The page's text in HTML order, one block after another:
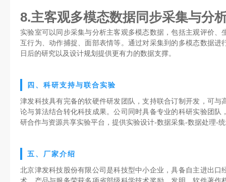
8.主客观多模态数据同步采集与分
实验室可以同步采集与分析主客观多模态数据，包括主观评价
互行为、动作捕捉、面部表情等。通过对采集到的多模态数据
日后的研究以及设计规划提供更有力的数据支撑。
四、科研支持与联合实验
津发科技具有完备的软硬件研发团队，支持联合订制开发，可
论与算法结合转化科技成果。公司同时具备专业的科研实验团
研合作与资源共享实验平台，提供实验设计-数据采集-数据处理-
五、厂家介绍
北京津发科技股份有限公司是科技型中小企业，具备自主进出